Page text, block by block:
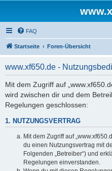
FAQ
Startseite Foren-Übersicht
www.xf650.de -
Mit dem Zugriff auf
wird zwischen dir und dem
Regelungen geschlossen:
1. NUTZUNGSVERTRAG
Mit dem Zugriff auf
du einen Nutzungsvertrag mit
Folgenden „Betreiber“) und
Regelungen einverstanden.